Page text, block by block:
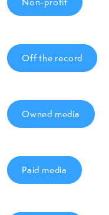
Off the record
Owned media
Paid media